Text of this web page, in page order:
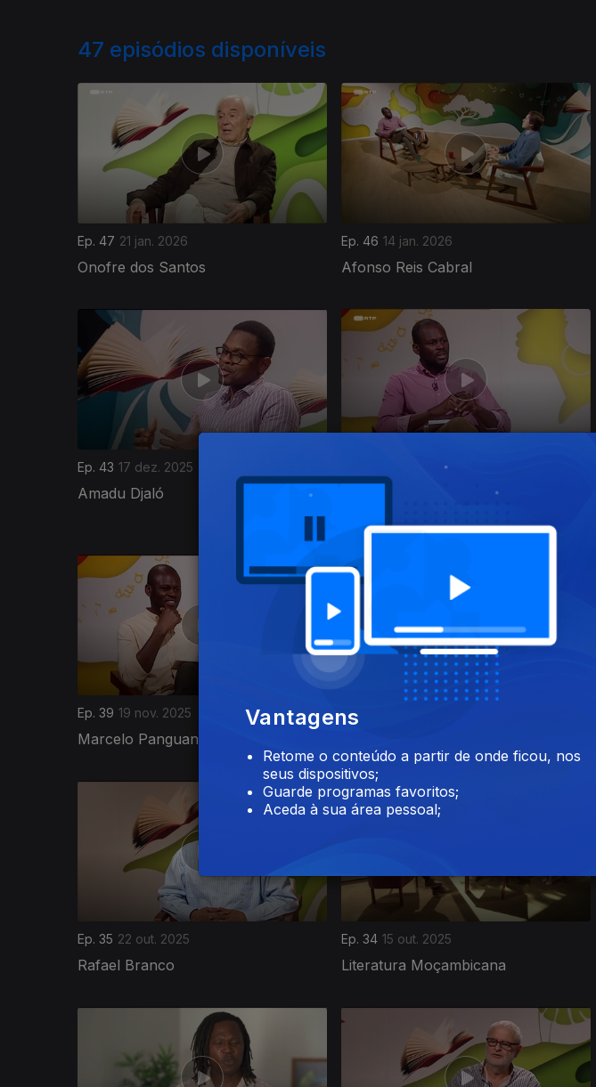
47 episódios disponíveis
Ep. 47 21 jan. 2026
Onofre dos Santos
Ep. 46 14 jan. 2026
Afonso Reis Cabral
Ep. 43 17 dez. 2025
Amadu Djaló
10 dez. 2025
Inês Vieira Gomes e Catarina
Ep. 39 19 nov. 2025
Marcelo Panguana
Ep. 38
885736
Ep. 35 22 out. 2025
Rafael Branco
Ep. 34 15 out. 2025
Literatura Moçambicana
Vantagens
Retome o conteúdo a partir de onde ficou, nos
seus dispositivos;
Guarde programas favoritos;
Aceda à sua área pessoal;